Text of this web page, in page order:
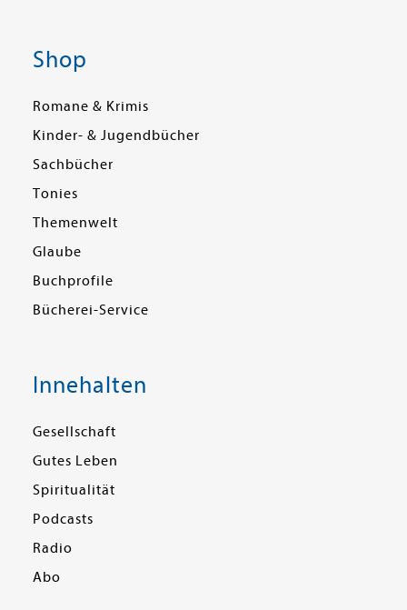
Shop
Romane & Krimis
Kinder- & Jugendbücher
Sachbücher
Tonies
Themenwelt
Glaube
Buchprofile
Bücherei-Service
Innehalten
Gesellschaft
Gutes Leben
Spiritualität
Podcasts
Radio
Abo